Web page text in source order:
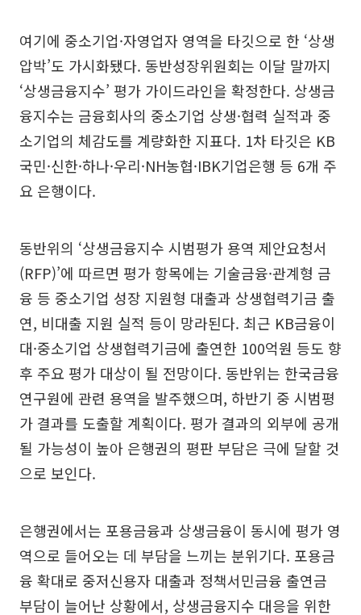
여기에 중소기업·자영업자 영역을 타깃으로 한 ‘상생
압박’도 가시화됐다. 동반성장위원회는 이달 말까지
‘상생금융지수’ 평가 가이드라인을 확정한다. 상생금
융지수는 금융회사의 중소기업 상생·협력 실적과 중
소기업의 체감도를 계량화한 지표다. 1차 타깃은 KB
국민·신한·하나·우리·NH농협·IBK기업은행 등 6개 주
요 은행이다.
동반위의 ‘상생금융지수 시범평가 용역 제안요청서
(RFP)’에 따르면 평가 항목에는 기술금융·관계형 금
융 등 중소기업 성장 지원형 대출과 상생협력기금 출
연, 비대출 지원 실적 등이 망라된다. 최근 KB금융이
대·중소기업 상생협력기금에 출연한 100억원 등도 향
후 주요 평가 대상이 될 전망이다. 동반위는 한국금융
연구원에 관련 용역을 발주했으며, 하반기 중 시범평
가 결과를 도출할 계획이다. 평가 결과의 외부에 공개
될 가능성이 높아 은행권의 평판 부담은 극에 달할 것
으로 보인다.
은행권에서는 포용금융과 상생금융이 동시에 평가 영
역으로 들어오는 데 부담을 느끼는 분위기다. 포용금
융 확대로 중저신용자 대출과 정책서민금융 출연금
부담이 늘어난 상황에서, 상생금융지수 대응을 위한